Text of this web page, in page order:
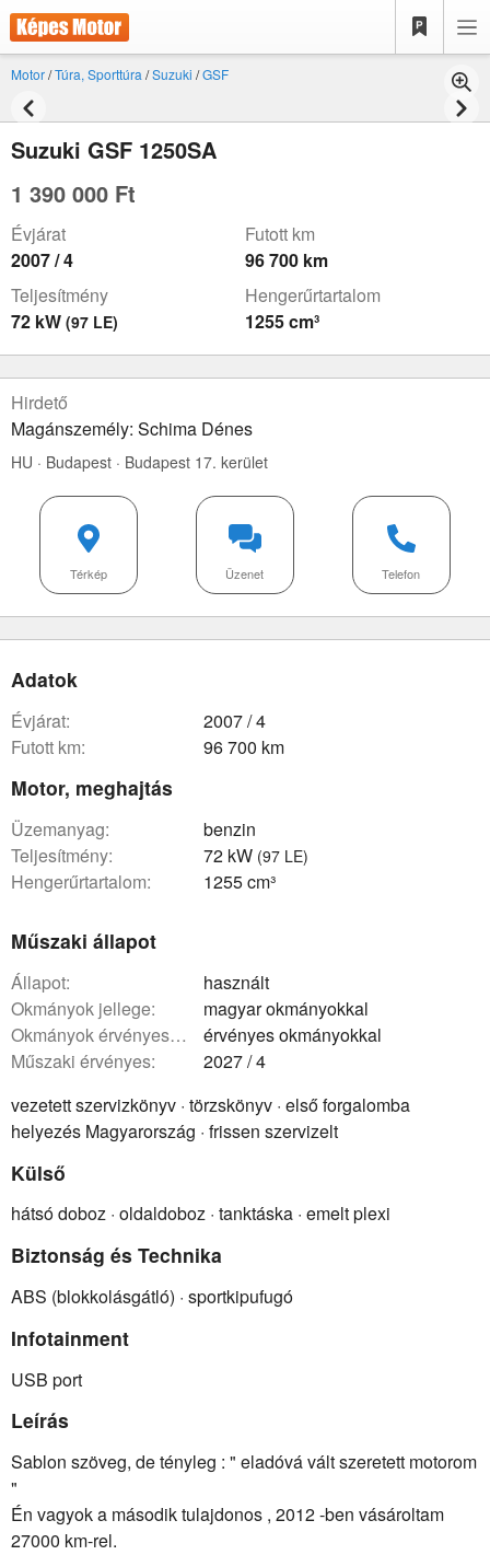
Motor/Túra, Sporttúra /Suzuki /GSF
Suzuki GSF 1250SA
1 390 000 Ft
Évjárat
2007 / 4
Futott km
96 700 km
Teljesítmény
72 kW (97 LE)
Hengerűrtartalom
1255 cm³
Hirdető
Magánszemély: Schima Dénes
HU · Budapest · Budapest 17. kerület
Telefon
Üzenet
Térkép
Adatok
évjárat:
2007 / 4
futott km:
96 700 km
Motor, meghajtás
üzemanyag:
benzin
teljesítmény:
72 kW (97 LE)
hengerűrtartalom: 1255 cm³
Műszaki állapot
állapot:
használt
okmányok jellege:
magyar okmányokkal
okmányok érvényessége:
érvényes okmányokkal
műszaki érvényes:
2027 / 4
vezetett szervizkönyv · törzskönyv · első forgalomba
helyezés Magyarország · frissen szervizelt
Külső
hátsó doboz · oldaldoboz · tanktáska · emelt plexi
Biztonság és Technika
ABS (blokkolásgátló) · sportkipufugó
Infotainment
USB port
Leírás
Sablon szöveg, de tényleg : " eladóvá vált szeretett motorom
"
Én vagyok a második tulajdonos , 2012 -ben vásároltam
27000 km-rel.